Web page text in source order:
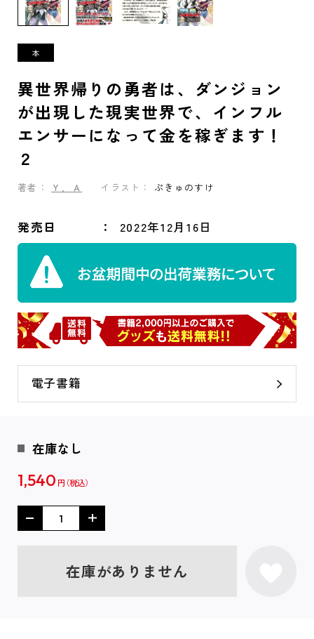
異世界帰りの勇者は、ダンジョン
が出現した現実世界で、インフル
エンサーになって金を稼ぎます！
２
著者： Ｙ．Ａ イラスト： ぷきゅのすけ
発売日 2022年12月16日
電子書籍
在庫なし
1,540 円
在庫がありません